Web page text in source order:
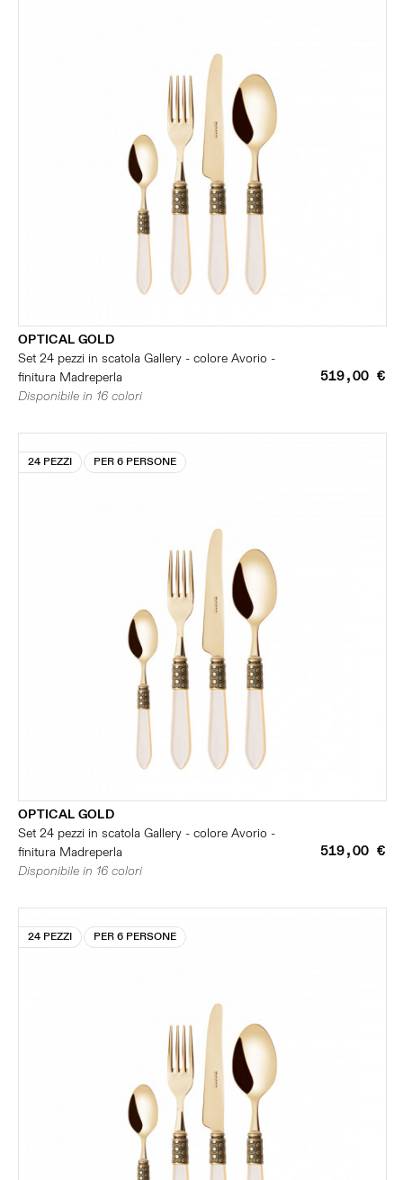
OPTICAL GOLD
Set 24 pezzi in scatola Gallery - colore Avorio -
finitura Madreperla
519,00 €
Disponibile in 16 colori
24 PEZZI PER 6 PERSONE
OPTICAL GOLD
Set 24 pezzi in scatola Gallery - colore Avorio -
finitura Madreperla
519,00 €
Disponibile in 16 colori
24 PEZZI PER 6 PERSONE